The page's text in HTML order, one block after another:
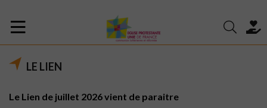
LE LIEN
Le Lien de juillet 2026 vient de paraitre